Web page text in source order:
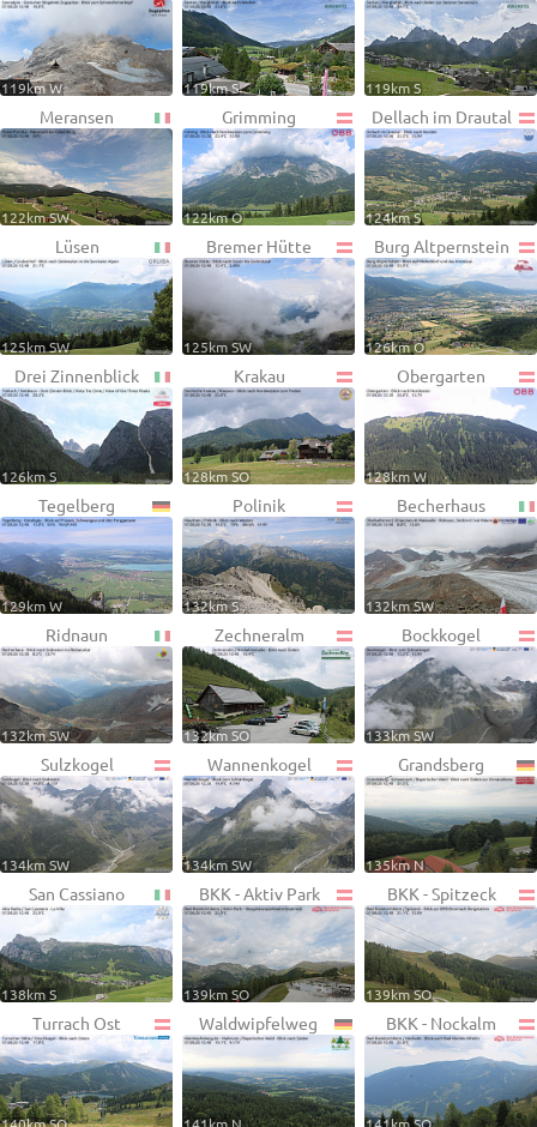
119km W 119km S 119km S
Meransen
122km SW
Grimming
122km O
Dellach im Drautal
124km S
Lüsen
125km SW
Bremer Hütte
125km SW
Burg Altpernstein
126km O
Drei Zinnenblick
126km S
Krakau
128km SO
Obergarten
128km W
Tegelberg
129km W
Polinik
132km S
Becherhaus
132km SW
Ridnaun
132km SW
Zechneralm
132km SO
Bockkogel
133km SW
Sulzkogel
134km SW
Wannenkogel
134km SW
Grandsberg
135km N
San Cassiano
138km S
BKK - Aktiv Park
139km SO
BKK - Spitzeck
139km SO
Turrach Ost Waldwipfelweg BKK - Nockalm